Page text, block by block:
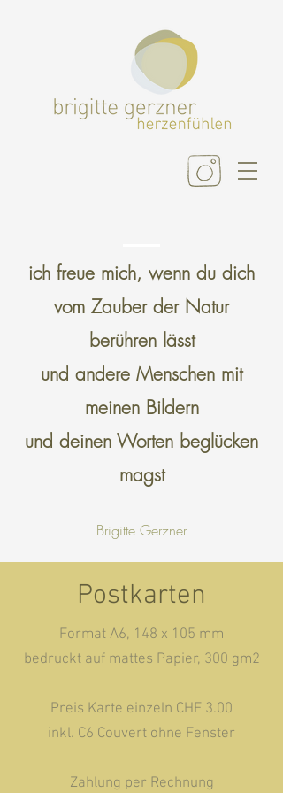
ich freue mich, wenn du dich
vom Zauber der Natur
berühren lässt
und andere Menschen mit
meinen Bildern
und deinen Worten beglücken
magst
Brigitte Gerzner
Postkarten
Format A6, 148 x 105 mm
bedruckt auf mattes Papier, 300 gm2
Preis Karte einzeln CHF 3.00
inkl. C6 Couvert ohne Fenster
Zahlung per Rechnung